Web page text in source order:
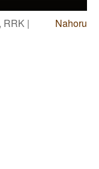
Nahoru
RRK |